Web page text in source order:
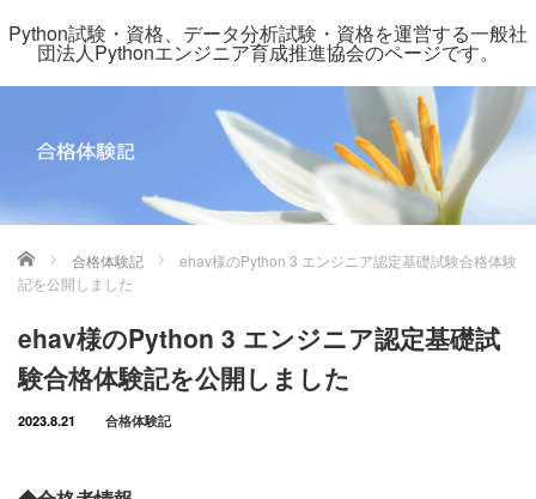
Python試験・資格、データ分析試験・資格を運営する一般社
団法人Pythonエンジニア育成推進協会のページです。
ホーム 合格体験記
ehav様のPython 3 エンジニア認定基礎試験合格体験
記を公開しました
ehav様のPython 3 エンジニア認定基礎試
験合格体験記を公開しました
2023.8.21 合格体験記